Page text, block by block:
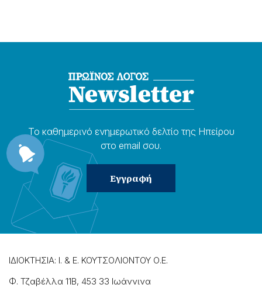
Το καθημερɩνό ενημερωτɩκό δελτίο της Ηπείρου
στο email σου.
ΙΔΙΟΚΤΗΣΙΑ: Ι. & Ε. ΚΟΥΤΣΟΛΙΟΝΤΟΥ Ο.Ε.
Φ. Τζαβέλλα 11Β, 453 33 Ιωάννɩνα